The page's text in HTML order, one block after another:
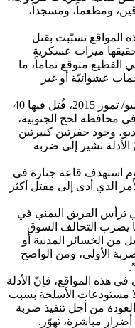
ومطعماً، ومسجداً،
المواقع تسبّبت بقتل
ميزات عسكرية
الفظيع متوقع تماماً، ما
عشوائيّة أو غير
ويذكّر التقرير هنا بحادثة وقعت في 6 يوليو/ تموز 2015، قُتل فيها 40
محافظة لحج الجنوبية،
وجود حفرتين كبيرتين
تشير إلى ضربة
استهدف قاعة جنازة في
أكتوبر/ تشرين الأول 2016، الأمر الذي أدى إلى مقتل أكثر
ترأس الفريق اليمني في
يضرب التحالف السوق
من الخسائر المدنية أو
الأولى، ومن الواضح
هذه المواقع، فإنّ الأدلة
لا مستودعات الأسلحة بسبب
من أجل تنفيذ ضربة
مباشرة، تهوّر.